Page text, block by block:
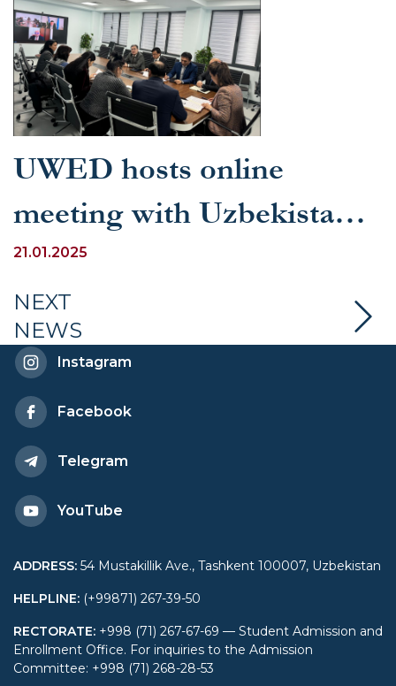
UWED hosts online
meeting with Uzbekistan’s
Permanent Representative
to the United Nations
Office and other
international organizations
in Geneva
21.01.2025
NEXT
NEWS
Instagram
Facebook
Telegram
YouTube
ADDRESS: 54 Mustakillik Ave., Tashkent 100007, Uzbekistan
HELPLINE: (+99871) 267-39-50
RECTORATE: +998 (71) 267-67-69 — Student Admission and
Enrollment Office. For inquiries to the Admission
Committee: +998 (71) 268-28-53